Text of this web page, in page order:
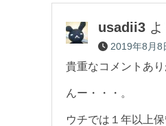
usadii3
2019年8月8
貴重なコメントあり
んー・・・。
ウチでは１年以上